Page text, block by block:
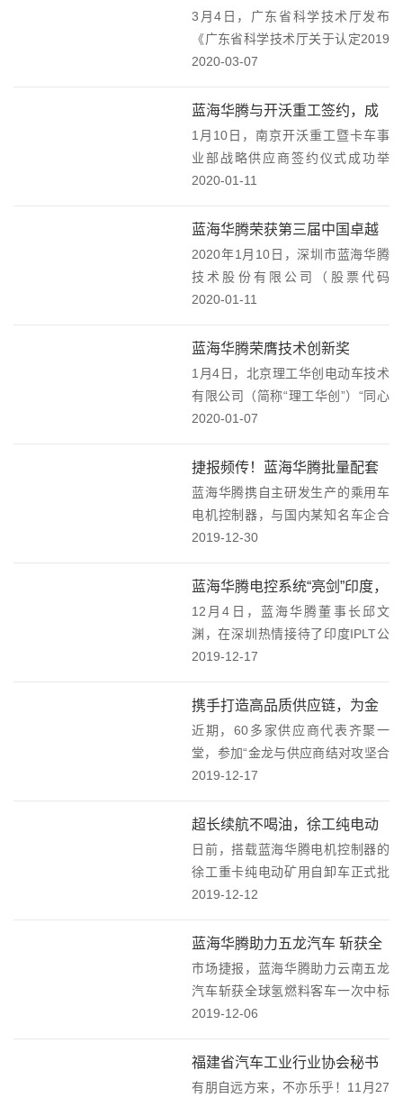
层次创新人才平台建设上取得的突
破性进展。蓝海华腾...
东省工程技术研究中心
3月4日，广东省科学技术厅发布
《广东省科学技术厅关于认定2019
年度广东省工程技术研究中心的通
有限公司设立的广东省新能源车辆
驱动与控制工程技术研究中心上榜
广东省工程技术研...
2020-03-07
蓝海华腾与开沃重工签约，成
为战略供应商！
1月10日，南京开沃重工暨卡车事
业部战略供应商签约仪式成功举
行。蓝海华腾作为核心供应商参会
为其提供可靠的电机控制器产品和
服务。随着双方代表在《战略合作
协议》上庄重签字，标...
2020-01-11
蓝海华腾荣获第三届中国卓越
IR“最佳信披奖”！
2020年1月10日，深圳市蓝海华腾
技术股份有限公司（股票代码
300484）在第三届中国卓越IR评选
果已于1月10日举行的2020上市公
司投资者关系创新峰会暨第三届中
国卓...
2020-01-11
蓝海华腾荣膺技术创新奖
1月4日，北京理工华创电动车技术
有限公司（简称“理工华创”）“同心
同行，共创未来”为主题的2019年度
行。蓝海华腾凭借不断提升产品专
业品质和产品创新能力，为理工华
创赢得市场...
2020-01-07
捷报频传！蓝海华腾批量配套
的增程式乘用车（EREV）上
市了！
蓝海华腾携自主研发生产的乘用车
电机控制器，与国内某知名车企合
作，经过双方专业团队近半年时间
车（EREV）一系列的严苛测试，批
量配套的乘用车已于2019年下半年
成功上市。从...
2019-12-30
蓝海华腾电控系统“亮剑”印度，
美日印等主流媒体争相报道印
度首辆60吨纯电动重卡汽车！
12月4日，蓝海华腾董事长邱文
渊，在深圳热情接待了印度IPLT公
司总裁和项目负责人一行。此前，
报道了IPLT于近期成功研发的印度
首辆60吨纯电动重卡汽车，这辆纯
电动重卡汽...
2019-12-17
携手打造高品质供应链，为金
龙品质飞跃保驾护航
近期，60多家供应商代表齐聚一
堂，参加“金龙与供应商结对攻坚合
作”为主题的供应商大会。蓝海华腾
龙品管分别签订结对攻坚合作书，
彰显了蓝海华腾与金龙合作攻坚、
提升品质的决心。...
2019-12-17
超长续航不喝油，徐工纯电动
矿用自卸车批量发车！
日前，搭载蓝海华腾电机控制器的
徐工重卡纯电动矿用自卸车正式批
量发往西南地区矿场，订单总金额
品性能及各种复杂工况的特殊要
求，让“绿色矿山”的构想更进一
步。纯电动矿用自卸...
2019-12-12
蓝海华腾助力五龙汽车 斩获全
球最大氢能源客车订单
市场捷报，蓝海华腾助力云南五龙
汽车斩获全球氢燃料客车一次中标
数量最多的订单。12月3日，广东
车项目招标结果公示，云南五龙汽
车有限公司成功中标，由此获得了
2019-12-06
福建省汽车工业行业协会秘书
长到访蓝海华腾
有朋自远方来，不亦乐乎！11月27